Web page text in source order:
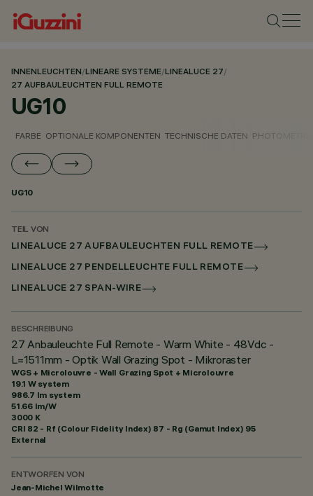
INNENLEUCHTEN/LINEARE SYSTEME/LINEALUCE 27/
27 AUFBAULEUCHTEN FULL REMOTE
UG10
FARBE OPTIONALE KOMPONENTEN TECHNISCHE DATEN
UG10
TEIL VON
LINEALUCE 27 AUFBAULEUCHTEN FULL REMOTE
LINEALUCE 27 PENDELLEUCHTE FULL REMOTE
LINEALUCE 27 SPAN-WIRE
BESCHREIBUNG
27 Anbauleuchte Full Remote - Warm White - 48Vdc -
L=1511mm - Optik Wall Grazing Spot - Mikroraster
WGS + Microlouvre - Wall Grazing Spot + Microlouvre
19.1 W system
986.7 lm system
51.66 lm/W
3000 K
CRI 82 - Rf (Colour Fidelity Index) 87 - Rg (Gamut Index) 95
External
ENTWORFEN VON
Jean-Michel Wilmotte